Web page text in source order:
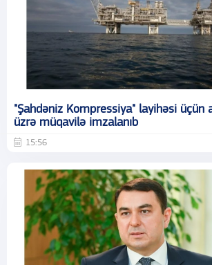
"Şahdəniz Kompressiya" layihəsi üçün
üzrə müqavilə imzalanıb
15:56